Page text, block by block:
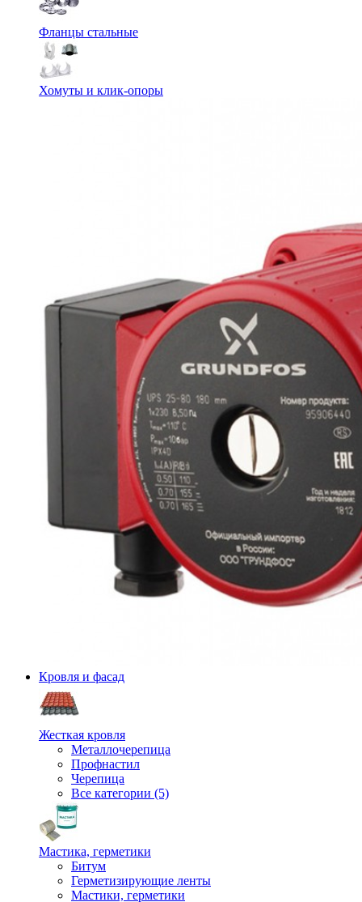
Фланцы стальные
Хомуты и клик-опоры
Кровля и фасад
Жесткая кровля
Металлочерепица
Профнастил
Черепица
Все категории (5)
Мастика, герметики
Битум
Герметизирующие ленты
Мастики, герметики